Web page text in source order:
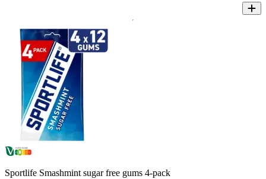
Sportlife Smashmint sugar free gums 4-pack